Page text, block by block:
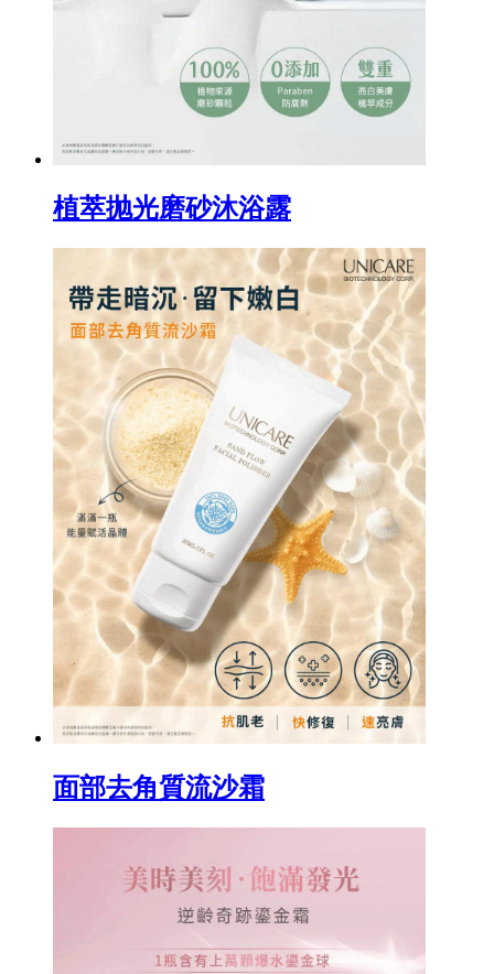
植萃抛光磨砂沐浴露
面部去角質流沙霜